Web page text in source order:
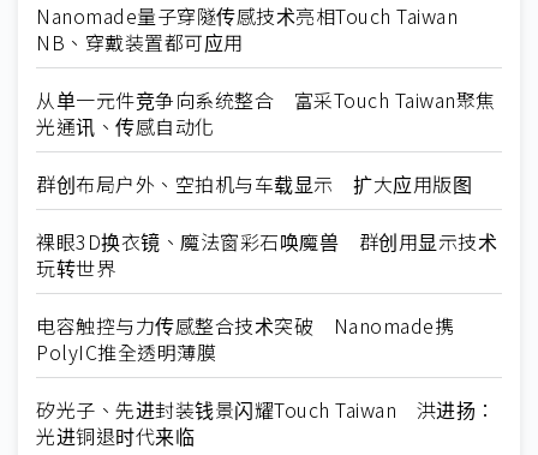
Nanomade量子穿隧传感技术亮相Touch Taiwan
NB、穿戴装置都可应用
从单一元件竞争向系统整合 富采Touch Taiwan聚焦
光通讯、传感自动化
群创布局户外、空拍机与车载显示 扩大应用版图
裸眼3D换衣镜、魔法窗彩石唤魔兽 群创用显示技术
玩转世界
电容触控与力传感整合技术突破 Nanomade携
PolyIC推全透明薄膜
矽光子、先进封装钱景闪耀Touch Taiwan 洪进扬：
光进铜退时代来临